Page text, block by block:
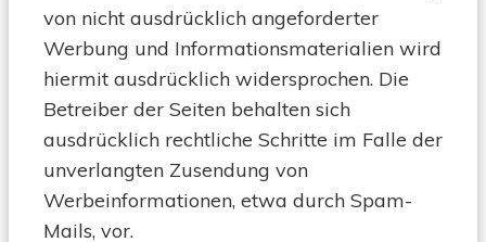
von nicht ausdrücklich angeforderter
Werbung und Informationsmaterialien wird
hiermit ausdrücklich widersprochen. Die
Betreiber der Seiten behalten sich
ausdrücklich rechtliche Schritte im Falle der
unverlangten Zusendung von
Werbeinformationen, etwa durch Spam-
Mails, vor.